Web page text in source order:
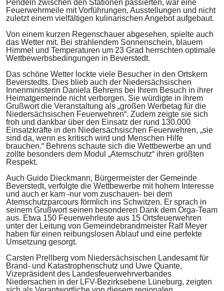
Pendeln zwischen den Stationen passierten, war eine
Feuerwehrmeile mit Vorführungen, Ausstellungen und nicht
zuletzt einem vielfältigen kulinarischen Angebot aufgebaut.
Von einem kurzen Regenschauer abgesehen, spielte auch
das Wetter mit. Bei strahlendem Sonnenschein, blauem
Himmel und Temperaturen um 23 Grad herrschten optimale
Wettbewerbsbedingungen in Beverstedt.
Das schöne Wetter lockte viele Besucher in den Ortskern
Beverstedts. Dies blieb auch der Niedersächsischen
Innenministerin Daniela Behrens bei Ihrem Besuch in ihrer
Heimatgemeinde nicht verborgen. Sie würdigte in ihrem
Grußwort die Veranstaltung als „großen Werbetag für die
Niedersächsischen Feuerwehren“. Zudem zeigte sie sich
froh und dankbar über den Einsatz der rund 130.000
Einsatzkräfte in den Niedersächsischen Feuerwehren, „sie
sind da, wenn es kritisch wird und Menschen Hilfe
brauchen.“ Behrens schaute sich die Wettbewerbe an und
zollte besonders dem Modul „Atemschutz“ ihren größten
Respekt.
Auch Guido Dieckmann, Bürgermeister der Gemeinde
Beverstedt, verfolgte die Wettbewerbe mit hohem Interesse
und auch er kam -nur vom zuschauen- bei dem
Atemschutzparcours förmlich ins Schwitzen. Er sprach in
seinem Grußwort seinen besonderen Dank dem Orga-Team
aus. Etwa 150 Feuerwehrleute aus 15 Ortsfeuerwehren
unter der Leitung von Gemeindebrandmeister Ralf Meyer
haben für einen reibungslosen Ablauf und eine perfekte
Umsetzung gesorgt.
Carsten Prellberg vom Niedersächsischen Landesamt für
Brand- und Katastrophenschutz und Uwe Quante,
Vizepräsident des Landesfeuerwehrverbandes
Niedersachen in der LFV-Bezirksebene Lüneburg, zeigten